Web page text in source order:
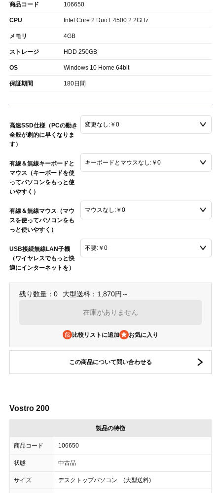
商品コード 106650
CPU Intel Core 2 Duo E4500 2.2GHz
メモリ 4GB
ストレージ HDD 250GB
OS Windows 10 Home 64bit
保証期間 180日間
高速SSD仕様（PCの動き
全般が劇的に早くなりま
す）
有線＆無線キーボードと
マウス（キーボードを使
ってパソコンをもっと使
いやすく）
有線＆無線マウス（マウ
スを使ってパソコンをも
っと使いやすく）
USB接続無線LAN子機
（ワイヤレスでもっと快
適にインターネットを）
残り数量：0 大型送料：1,870円～
在庫がありません
比較リストに追加
この商品について問い合わせる
Vostro 200
製品の特徴
商品コード 106650
状態 中古品
サイズ デスクトップパソコン (大型送料)